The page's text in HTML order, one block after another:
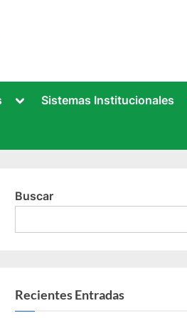
ToggleSistemas Institucionales
Buscar
Recientes Entradas